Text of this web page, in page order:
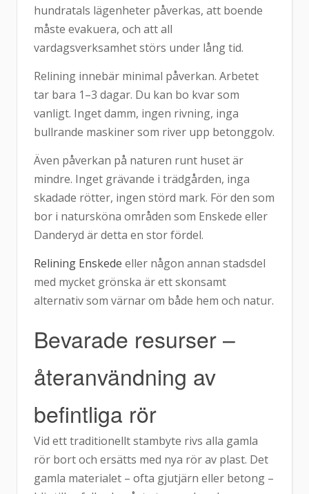
hundratals lägenheter påverkas, att boende
måste evakuera, och att all
vardagsverksamhet störs under lång tid.
Relining innebär minimal påverkan. Arbetet
tar bara 1–3 dagar. Du kan bo kvar som
vanligt. Inget damm, ingen rivning, inga
bullrande maskiner som river upp betonggolv.
Även påverkan på naturen runt huset är
mindre. Inget grävande i trädgården, inga
skadade rötter, ingen störd mark. För den som
bor i natursköna områden som Enskede eller
Danderyd är detta en stor fördel.
Relining Enskede eller någon annan stadsdel
med mycket grönska är ett skonsamt
alternativ som värnar om både hem och natur.
Bevarade resurser –
återanvändning av
befintliga rör
Vid ett traditionellt stambyte rivs alla gamla
rör bort och ersätts med nya rör av plast. Det
gamla materialet – ofta gjutjärn eller betong –